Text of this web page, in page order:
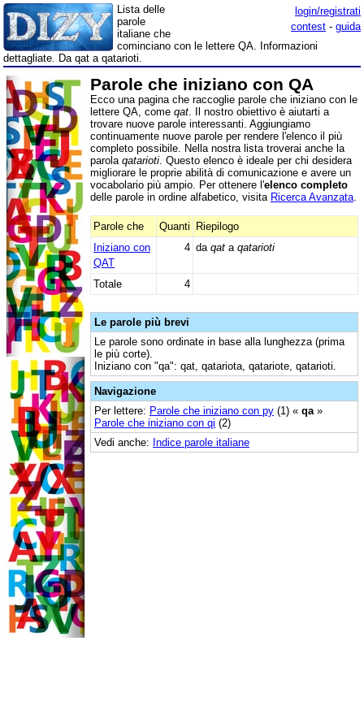
login/registrati
contest - guida
Lista delle
parole
italiane che
cominciano con le lettere QA. Informazioni
dettagliate. Da qat a qatarioti.
Parole che iniziano con QA
Ecco una pagina che raccoglie parole che iniziano con le
lettere QA, come qat . Il nostro obiettivo è aiutarti a
trovare nuove parole interessanti. Aggiungiamo
continuamente nuove parole per rendere l'elenco il più
completo possibile. Nella nostra lista troverai anche la
parola qatarioti . Questo elenco è ideale per chi desidera
migliorare le proprie abilità di comunicazione e avere un
vocabolario più ampio. Per ottenere l'elenco completo
delle parole in ordine alfabetico, visita Ricerca Avanzata
Parole che Quanti Riepilogo
Iniziano con
QAT
4 da qat a qatarioti
Totale 4
Le parole più brevi
Le parole sono ordinate in base alla lunghezza (prima
le più corte).
Iniziano con "qa": qat, qatariota, qatariote, qatarioti.
Navigazione
Per lettere: Parole che iniziano con py (1) « qa »
Parole che iniziano con qi (2)
Vedi anche: Indice parole italiane